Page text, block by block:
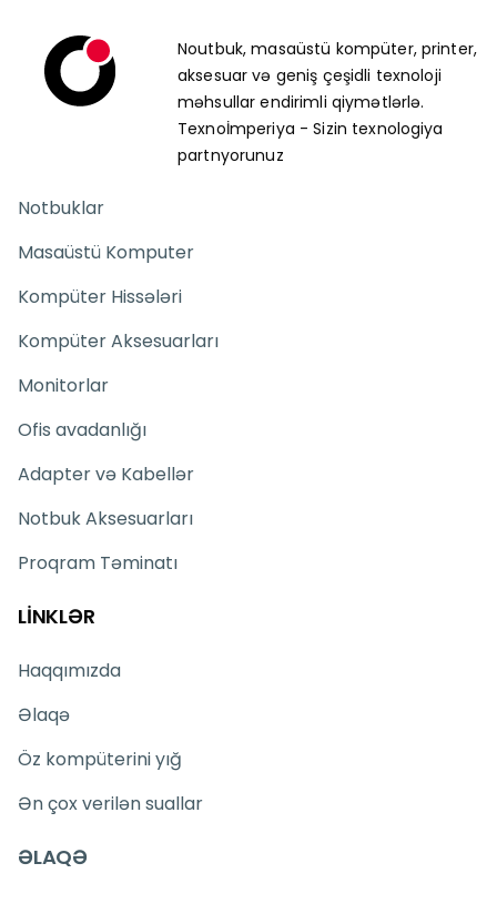
Noutbuk, masaüstü kompüter, printer,
aksesuar və geniş çeşidli texnoloji
məhsullar endirimli qiymətlərlə.
Texnoİmperiya - Sizin texnologiya
partnyorunuz
Notbuklar
Masaüstü Komputer
Kompüter Hissələri
Kompüter Aksesuarları
Monitorlar
Ofis avadanlığı
Adapter və Kabellər
Notbuk Aksesuarları
Proqram Təminatı
LİNKLƏR
Haqqımızda
Əlaqə
Öz kompüterini yığ
Ən çox verilən suallar
ƏLAQƏ